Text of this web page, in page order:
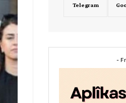
Telegram
-